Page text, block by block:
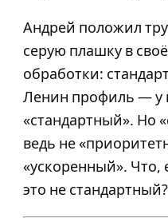
Андрей положил
серую плашку в
обработки:
Ленин профиль — у
«стандартный». Но
ведь не
«ускоренный». Что,
это не стандартный?